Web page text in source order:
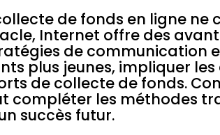
de fonds en ligne ne
Internet offre des
de communication
plus jeunes, impliquer
de collecte de fonds.
compléter les méthodes
succès futur.